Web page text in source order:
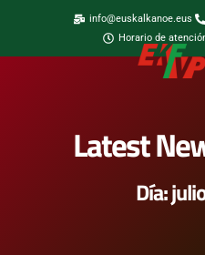
info@euskalkanoe.eus
Horario de
Latest
Día: